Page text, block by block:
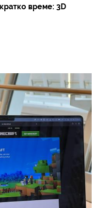
време: 3D